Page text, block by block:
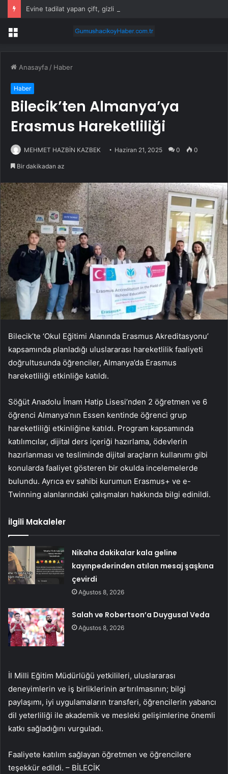
Menü
Anasayfa / Haber
Haber
Bilecik’ten Almanya’ya
Erasmus Hareketliliği
MEHMET HAZBİN KAZBEK Haziran 21, 2025 0 0
Bir dakikadan az
Bilecik’te ‘Okul Eğitimi Alanında Erasmus Akreditasyonu’
kapsamında planladığı uluslararası hareketlilik faaliyeti
doğrultusunda öğrenciler, Almanya’da Erasmus
hareketliliği etkinliğe katıldı.
Söğüt Anadolu İmam Hatip Lisesi’nden 2 öğretmen ve 6
öğrenci Almanya’nın Essen kentinde öğrenci grup
hareketliliği etkinliğine katıldı. Program kapsamında
katılımcılar, dijital ders içeriği hazırlama, ödevlerin
hazırlanması ve tesliminde dijital araçların kullanımı gibi
konularda faaliyet gösteren bir okulda incelemelerde
bulundu. Ayrıca ev sahibi kurumun Erasmus+ ve e-
Twinning alanlarındaki çalışmaları hakkında bilgi edinildi.
İlgili Makaleler
Nikaha dakikalar kala geline
kayınpederinden atılan mesaj şaşkına
çevirdi
Ağustos 8, 2026
Salah ve Robertson’a Duygusal Veda
Ağustos 8, 2026
İl Milli Eğitim Müdürlüğü yetkilileri, uluslararası
deneyimlerin ve iş birliklerinin artırılmasının; bilgi
paylaşımı, iyi uygulamaların transferi, öğrencilerin yabancı
dil yeterliliği ile akademik ve mesleki gelişimlerine önemli
katkı sağladığını vurguladı.
Faaliyete katılım sağlayan öğretmen ve öğrencilere
teşekkür edildi. – BİLECİK